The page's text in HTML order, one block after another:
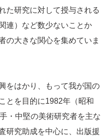
た研究に対して授与される
連）など数少ないことか
の大きな関心を集めていま
をはかり、もって我が国の
とを目的に1982年（昭和
・中堅の美術研究者を主な
研究助成を中心に、出版援